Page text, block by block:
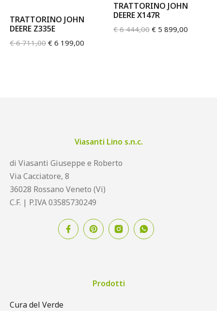
TRATTORINO JOHN
DEERE Z335E
€6 711,00 € 6 199,00
TRATTORINO JOHN
DEERE X147R
€6 444,00 € 5 899,00
Viasanti Lino s.n.c.
di Viasanti Giuseppe e Roberto
Via Cacciatore, 8
36028 Rossano Veneto (Vi)
C.F. | P.IVA 03585730249
Prodotti
Cura del Verde